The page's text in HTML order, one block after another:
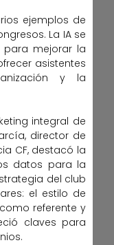
ejemplos de
La IA se
mejorar la
asistentes
y la
integral de
director de
CF, destacó la
datos para la
del club
el estilo de
referente y
claves para